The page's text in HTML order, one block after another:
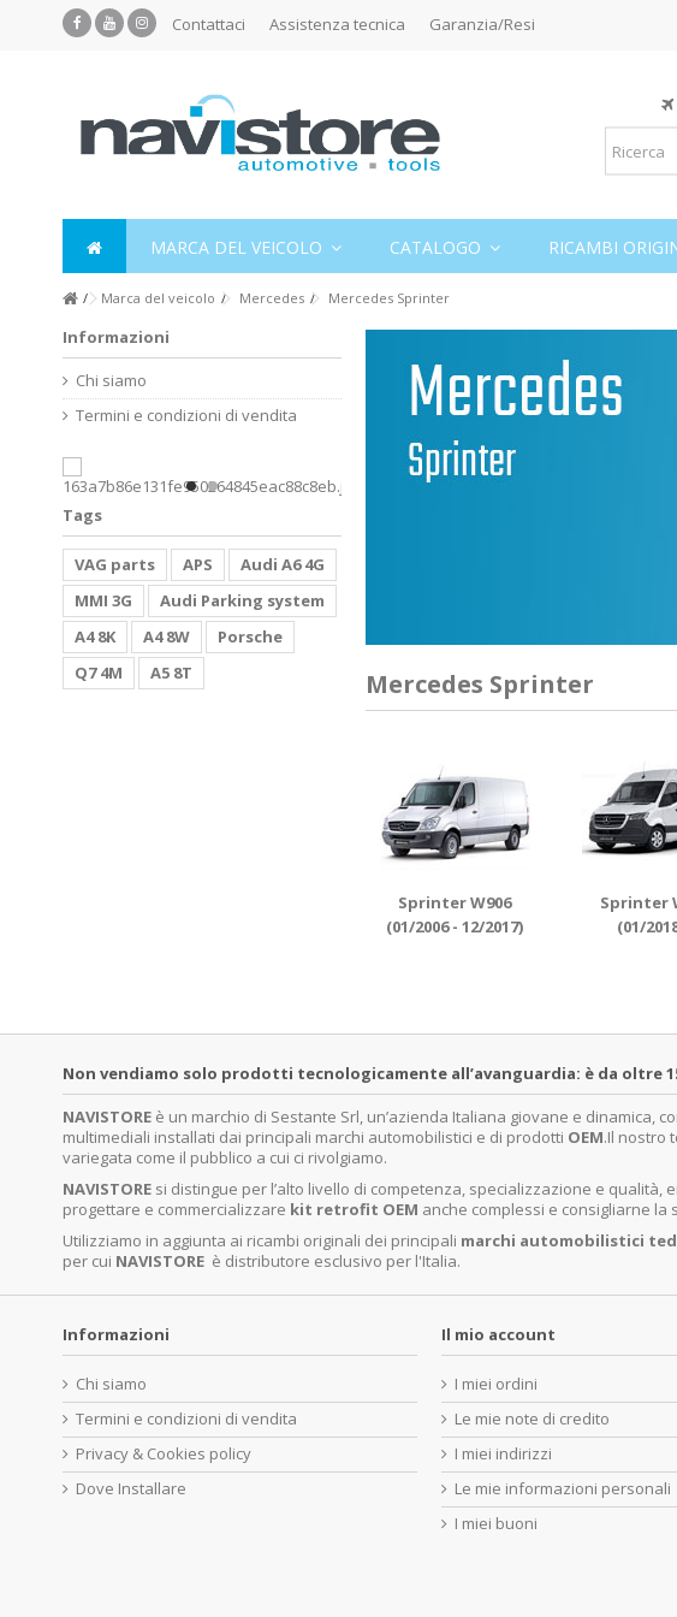
Contattaci Assistenza tecnica Garanzia/Resi
MARCA DEL VEICOLO CATALOGO RICAMBI
Marca del veicolo Mercedes Mercedes Sprinter
Mercedes Sprinter
Sprinter W906
(01/2006 - 12/2017)
Sprinter
(01/
Informazioni
Chi siamo
Termini e condizioni di vendita
Tags
VAG parts APS
Audi A6 4G
MMI 3G
Audi Parking system
A4 8K
A4 8W
Porsche
Q7 4M
A5 8T
Non vendiamo solo prodotti tecnologicamente all’avanguardia: è da oltre
NAVISTORE è un marchio di Sestante Srl, un’azienda Italiana giovane e dinamica,
multimediali installati dai principali marchi automobilistici e di prodotti OEM.Il nostro
variegata come il pubblico a cui ci rivolgiamo.
NAVISTORE si distingue per l’alto livello di competenza, specializzazione e
progettare e commercializzare kit retrofit OEM anche complessi e consigliarne la
Utilizziamo in aggiunta ai ricambi originali dei principali marchi automobilistici
per cui NAVISTORE è distributore esclusivo per l'Italia.
Informazioni
Chi siamo
Termini e condizioni di vendita
Privacy & Cookies policy
Dove Installare
Il mio account
I miei ordini
Le mie note di credito
I miei indirizzi
Le mie informazioni personali
I miei buoni